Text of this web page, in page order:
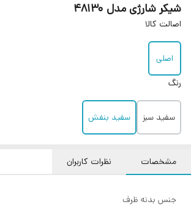
شیکر شارژی مدل 48130
اصالت کالا
اصلی
رنگ
سفید سبز سفید بنفش
مشخصات نظرات کاربران
جنس بدنه ظرف